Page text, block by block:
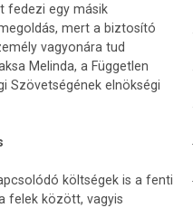
fedezi egy másik
mert a biztosító
vagyonára tud
Melinda, a Független
Szövetségének elnökségi
költségek is a fenti
felek között, vagyis